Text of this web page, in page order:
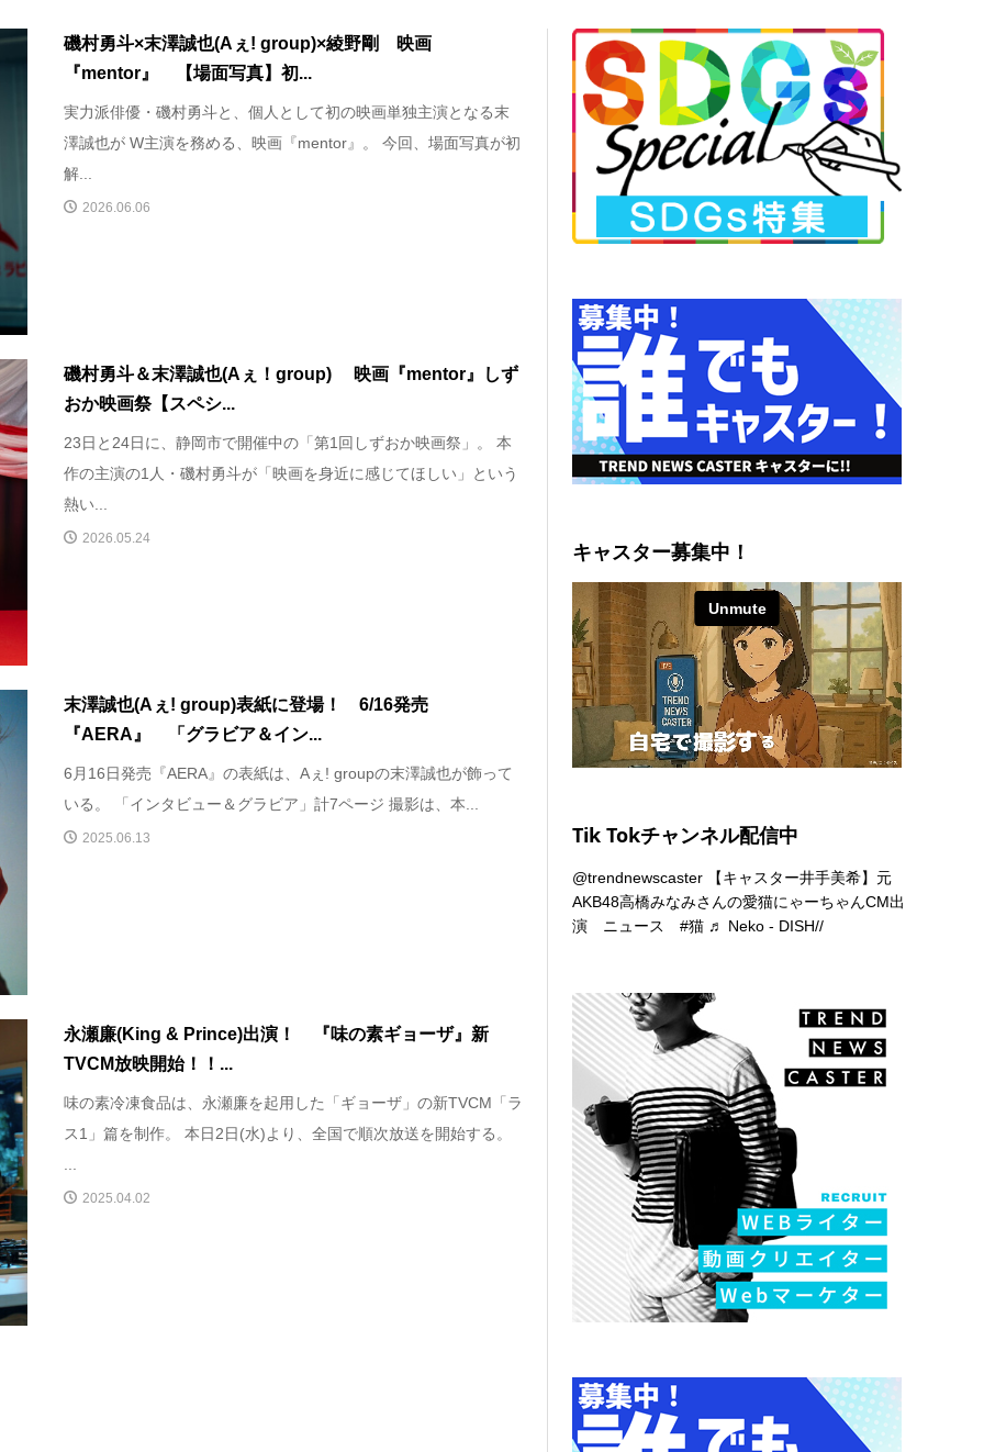
磯村勇斗×末澤誠也(Aぇ! group)×綾野剛 映画
『mentor』 【場面写真】初...
実力派俳優・磯村勇斗と、個人として初の映画単独主演となる末
澤誠也が W主演を務める、映画『mentor』。 今回、場面写真が初
解...
2026.06.06
磯村勇斗＆末澤誠也(Aぇ！group) 映画『mentor』しず
おか映画祭【スペシ...
23日と24日に、静岡市で開催中の「第1回しずおか映画祭」。 本
作の主演の1人・磯村勇斗が「映画を身近に感じてほしい」という
熱い...
2026.05.24
末澤誠也(Aぇ! group)表紙に登場！ 6/16発売
『AERA』 「グラビア＆イン...
6月16日発売『AERA』の表紙は、Aぇ! groupの末澤誠也が飾って
いる。 「インタビュー＆グラビア」計7ページ 撮影は、本...
2025.06.13
永瀬廉(King & Prince)出演！ 『味の素ギョーザ』新
TVCM放映開始！！...
味の素冷凍食品は、永瀬廉を起用した「ギョーザ」の新TVCM「ラ
ス1」篇を制作。 本日2日(水)より、全国で順次放送を開始する。
...
2025.04.02
キャスター募集中！
Tik Tokチャンネル配信中
@trendnewscaster 【キャスター井手美希】元
AKB48高橋みなみさんの愛猫にゃーちゃんCM出
演 ニュース#猫 ♬ Neko - DISH//